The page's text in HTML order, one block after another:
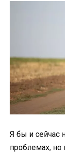
Я бы и сейчас
проблемах, но